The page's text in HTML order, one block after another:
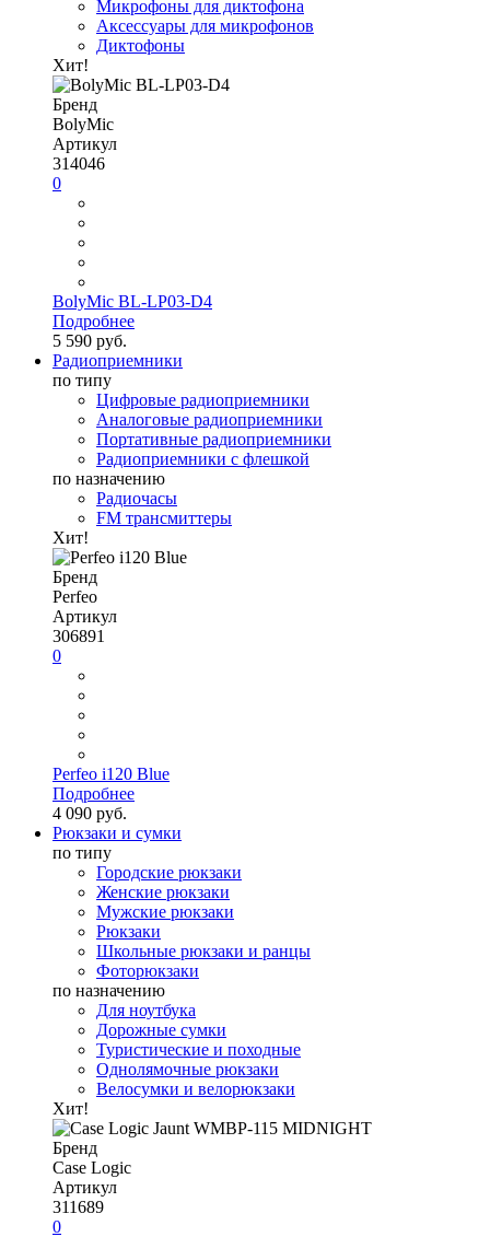
Микрофоны для диктофона
Аксессуары для микрофонов
Диктофоны
Хит!
Бренд
BolyMic
Артикул
314046
0
BolyMic BL-LP03-D4
Подробнее
5 590 руб.
Радиоприемники
по типу
Цифровые радиоприемники
Аналоговые радиоприемники
Портативные радиоприемники
Радиоприемники с флешкой
по назначению
Радиочасы
FM трансмиттеры
Хит!
Бренд
Perfeo
Артикул
306891
0
Perfeo i120 Blue
Подробнее
4 090 руб.
Рюкзаки и сумки
по типу
Городские рюкзаки
Женские рюкзаки
Мужские рюкзаки
Рюкзаки
Школьные рюкзаки и ранцы
Фоторюкзаки
по назначению
Для ноутбука
Дорожные сумки
Туристические и походные
Однолямочные рюкзаки
Велосумки и велорюкзаки
Хит!
Бренд
Case Logic
Артикул
311689
0